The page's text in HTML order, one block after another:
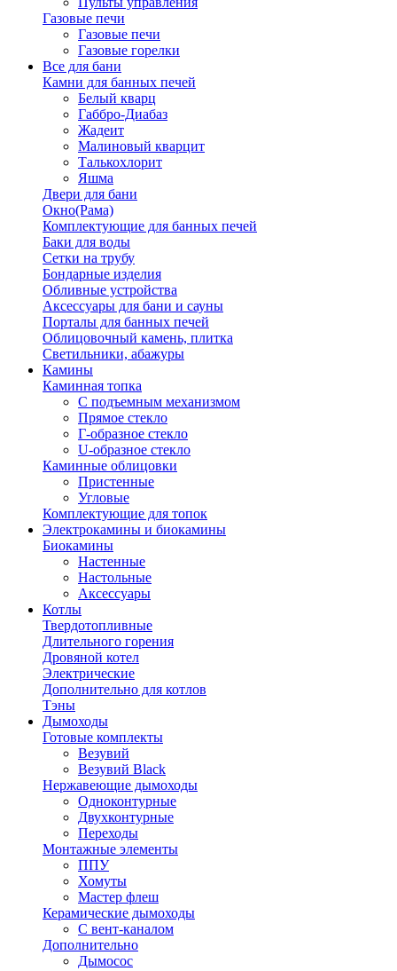
Газовые печи
Газовые печи
Газовые горелки
Все для бани
Камни для банных печей
Белый кварц
Габбро-Диабаз
Жадеит
Малиновый кварцит
Талькохлорит
Яшма
Двери для бани
Окно(Рама)
Комплектующие для банных печей
Баки для воды
Сетки на трубу
Бондарные изделия
Обливные устройства
Аксессуары для бани и сауны
Порталы для банных печей
Облицовочный камень, плитка
Светильники, абажуры
Камины
Каминная топка
С подъемным механизмом
Прямое стекло
Г-образное стекло
U-образное стекло
Каминные облицовки
Пристенные
Угловые
Комплектующие для топок
Электрокамины и биокамины
Биокамины
Настенные
Настольные
Аксессуары
Котлы
Твердотопливные
Длительного горения
Дровяной котел
Электрические
Дополнительно для котлов
Тэны
Дымоходы
Готовые комплекты
Везувий
Везувий Black
Нержавеющие дымоходы
Одноконтурные
Двухконтурные
Переходы
Монтажные элементы
ППУ
Хомуты
Мастер флеш
Керамические дымоходы
С вент-каналом
Дополнительно
Дымосос